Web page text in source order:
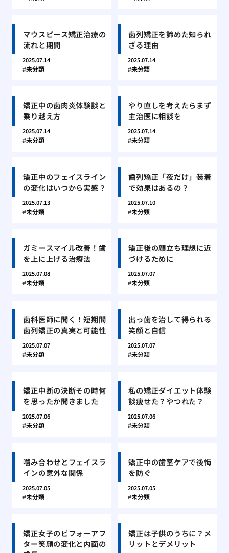
マウスピース矯正治療の
流れと期間
2025.07.14
未分類
歯列矯正を諦めた知られ
ざる理由
2025.07.14
未分類
矯正中の歯肉炎体験談と
乗り越え方
2025.07.14
未分類
やり直しを考えたらまず
主治医に相談を
2025.07.14
未分類
矯正中のフェイスライン
の変化はいつから実感？
2025.07.13
未分類
歯列矯正「夜だけ」装着
で効果はあるの？
2025.07.10
未分類
ガミースマイル改善！歯
を上に上げる治療法
2025.07.08
未分類
矯正後の顔立ち理想に近
づけるために
2025.07.07
未分類
歯科医師に聞く！短期間
歯列矯正の真実と可能性
2025.07.07
未分類
出っ歯を治して得られる
笑顔と自信
2025.07.07
未分類
矯正中断の決断その時何
を思ったか聞きました
2025.07.06
未分類
私の矯正ダイエット体験
談痩せた？やつれた？
2025.07.06
未分類
噛み合わせとフェイスラ
インの意外な関係
2025.07.05
未分類
矯正中の歯茎ケアで後悔
を防ぐ
2025.07.05
未分類
矯正女子のビフォーアフ
ター笑顔の変化と内面の
矯正は子供のうちに？メ
リットとデメリット